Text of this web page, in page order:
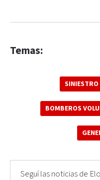
Temas:
SINIESTRO
BOMBEROS
Seguí las noticias de